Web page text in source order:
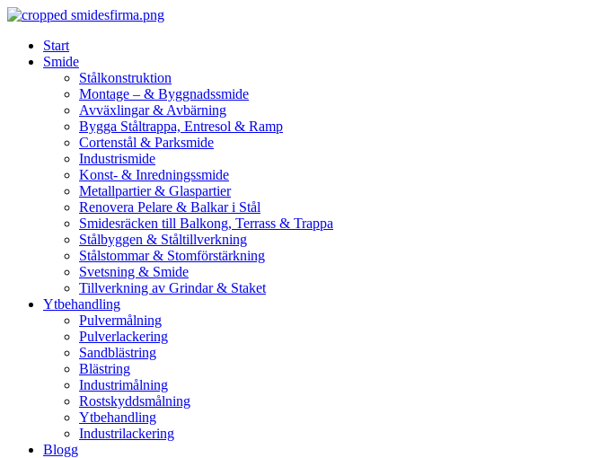
Skip
contentStart
Smide
Stålkonstruktion
Montage – & Byggnadssmide
Avväxlingar & Avbärning
Bygga Ståltrappa, Entresol & Ramp
Cortenstål & Parksmide
Industrismide
Konst- & Inredningssmide
Metallpartier & Glaspartier
Renovera Pelare & Balkar i Stål
Smidesräcken till Balkong, Terrass & Trappa
Stålbyggen & Ståltillverkning
Stålstommar & Stomförstärkning
Svetsning & Smide
Tillverkning av Grindar & Staket
Ytbehandling
Pulvermålning
Pulverlackering
Sandblästring
Blästring
Industrimålning
Rostskyddsmålning
Ytbehandling
Industrilackering
Blogg